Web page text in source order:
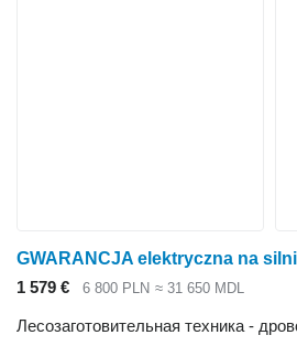
GWARANCJA elektryczna na
1 579 €
6 800 PLN ≈ 31 650 MDL
Лесозаготовительная техника -